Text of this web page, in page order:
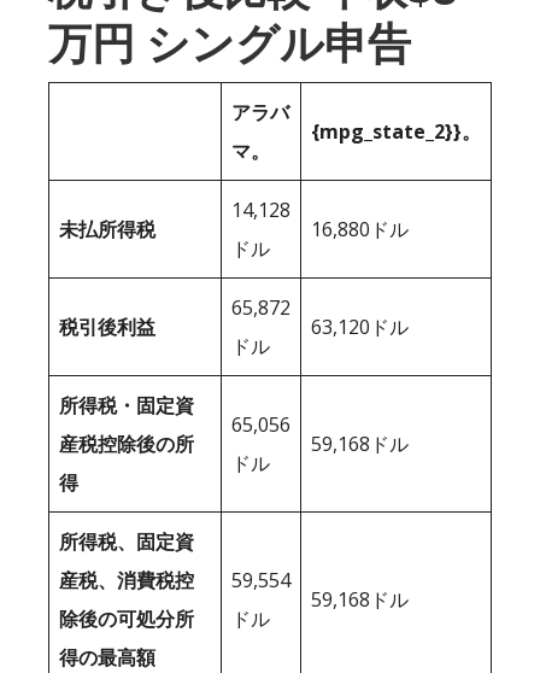
万円 シングル申告
アラバ
マ。
{mpg_state_2}}。
未払所得税
14,128
ドル
16,880ドル
税引後利益
65,872
ドル
63,120ドル
所得税・固定資
産税控除後の所
得
65,056
ドル
59,168ドル
所得税、固定資
産税、消費税控
除後の可処分所
得の最高額
59,554
ドル
59,168ドル